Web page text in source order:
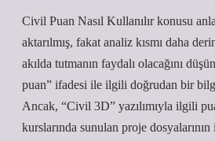
Civil Puan Nasıl Kullanılır konusu
aktarılmış, fakat analiz kısmı daha
akılda tutmanın faydalı olacağını
puan” ifadesi ile ilgili doğrudan bir
Ancak, “Civil 3D” yazılımıyla ilgili
kurslarında sunulan proje